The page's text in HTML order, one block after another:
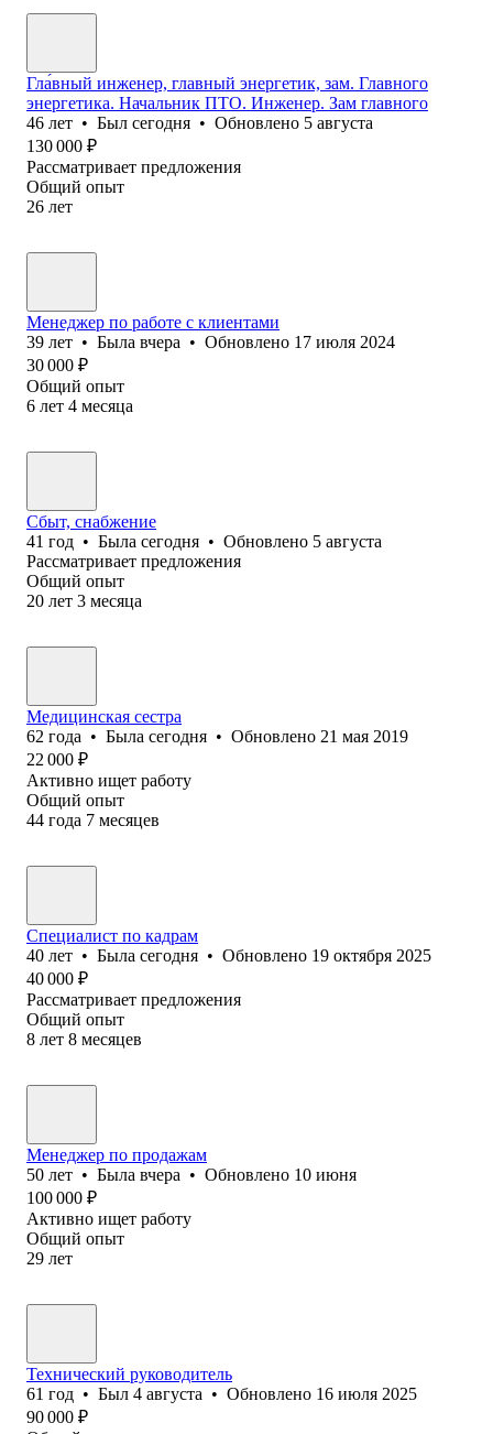
Гла́вный инженер, главный энергетик, зам. Главного
энергетика. Начальник ПТО. Инженер. Зам главного
46 лет • Был сегодня • Обновлено 5 августа
130 000 ₽
Рассматривает предложения
Общий опыт
26 лет
Менеджер по работе с клиентами
39 лет • Была вчера • Обновлено 17 июля 2024
30 000 ₽
Общий опыт
6 лет 4 месяца
Сбыт, снабжение
41 год • Была сегодня • Обновлено 5 августа
Рассматривает предложения
Общий опыт
20 лет 3 месяца
Медицинская сестра
62 года • Была сегодня • Обновлено 21 мая 2019
22 000 ₽
Активно ищет работу
Общий опыт
44 года 7 месяцев
Специалист по кадрам
40 лет • Была сегодня • Обновлено 19 октября 2025
40 000 ₽
Рассматривает предложения
Общий опыт
8 лет 8 месяцев
Менеджер по продажам
50 лет • Была вчера • Обновлено 10 июня
100 000 ₽
Активно ищет работу
Общий опыт
29 лет
Технический руководитель
61 год • Был 4 августа • Обновлено 16 июля 2025
90 000 ₽